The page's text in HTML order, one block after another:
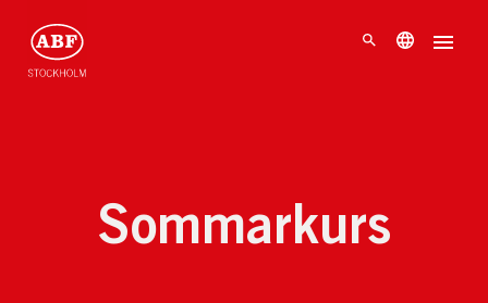
Sommarkurs